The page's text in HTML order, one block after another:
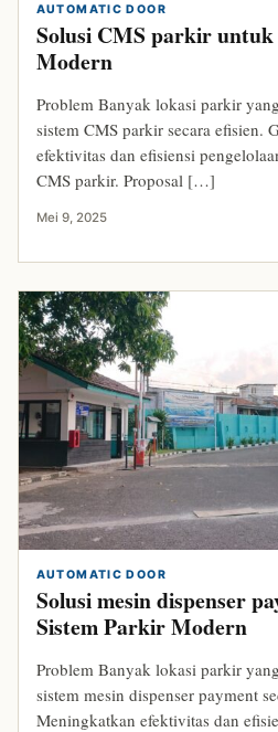
AUTOMATIC DOOR
Solusi CMS parkir
Modern
Problem Banyak lokasi parkir
sistem CMS parkir secara efisien.
efektivitas dan efisiensi
CMS parkir. Proposal […]
Mei 9, 2025
AUTOMATIC DOOR
Solusi mesin dispenser
Sistem Parkir Modern
Problem Banyak lokasi parkir
sistem mesin dispenser payment
Meningkatkan efektivitas dan